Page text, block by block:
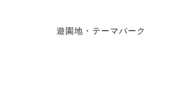
遊園地・テーマパーク